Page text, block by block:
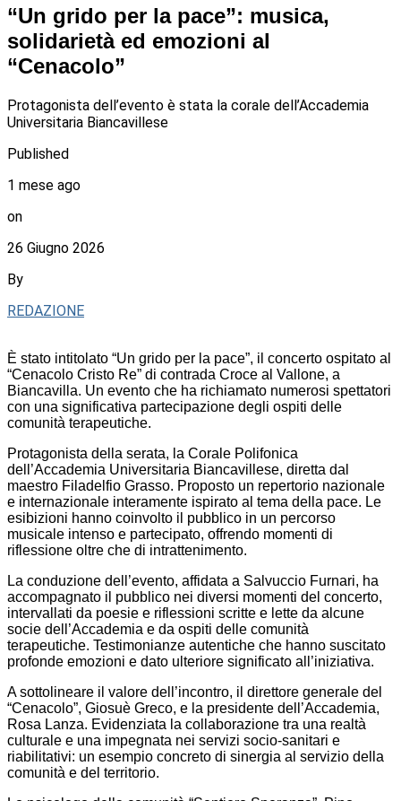
“Un grido per la pace”: musica,
solidarietà ed emozioni al
“Cenacolo”
Protagonista dell’evento è stata la corale dell’Accademia
Universitaria Biancavillese
Published
1 mese ago
on
26 Giugno 2026
By
REDAZIONE
È stato intitolato “Un grido per la pace”, il concerto ospitato al
“Cenacolo Cristo Re” di contrada Croce al Vallone, a
Biancavilla. Un evento che ha richiamato numerosi spettatori
con una significativa partecipazione degli ospiti delle
comunità terapeutiche.
Protagonista della serata, la Corale Polifonica
dell’Accademia Universitaria Biancavillese, diretta dal
maestro Filadelfio Grasso. Proposto un repertorio nazionale
e internazionale interamente ispirato al tema della pace. Le
esibizioni hanno coinvolto il pubblico in un percorso
musicale intenso e partecipato, offrendo momenti di
riflessione oltre che di intrattenimento.
La conduzione dell’evento, affidata a Salvuccio Furnari, ha
accompagnato il pubblico nei diversi momenti del concerto,
intervallati da poesie e riflessioni scritte e lette da alcune
socie dell’Accademia e da ospiti delle comunità
terapeutiche. Testimonianze autentiche che hanno suscitato
profonde emozioni e dato ulteriore significato all’iniziativa.
A sottolineare il valore dell’incontro, il direttore generale del
“Cenacolo”, Giosuè Greco, e la presidente dell’Accademia,
Rosa Lanza. Evidenziata la collaborazione tra una realtà
culturale e una impegnata nei servizi socio-sanitari e
riabilitativi: un esempio concreto di sinergia al servizio della
comunità e del territorio.